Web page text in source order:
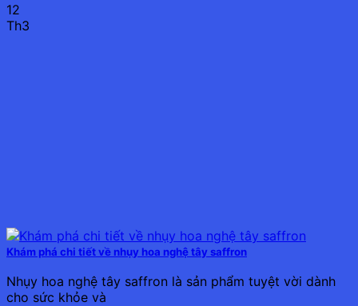
12
Th3
Khám phá chi tiết về nhụy hoa nghệ tây saffron
Nhụy hoa nghệ tây saffron là sản phẩm tuyệt vời dành
cho sức khỏe và